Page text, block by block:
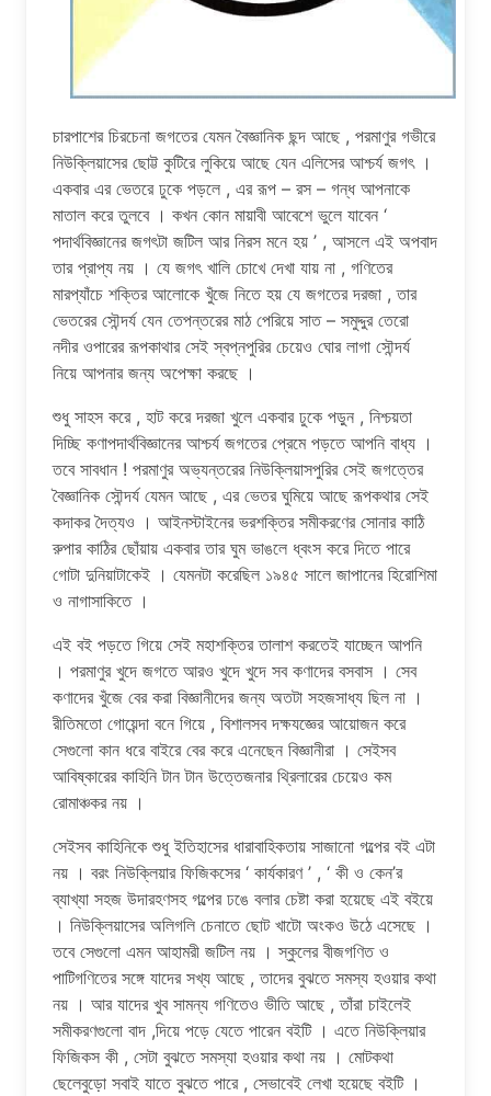
চারপাশের চিরচেনা জগতের যেমন বৈজ্ঞানিক ছন্দ আছে , পরমাণুর গভীরে
নিউক্লিয়াসের ছোট্ট কুটিরে লুকিয়ে আছে যেন এলিসের আশ্চর্য জগৎ ।
একবার এর ভেতরে ঢুকে পড়লে , এর রূপ – রস – গন্ধ আপনাকে
মাতাল করে তুলবে । কখন কোন মায়াবী আবেশে ভুলে যাবেন ‘
পদার্থবিজ্ঞানের জগৎটা জটিল আর নিরস মনে হয় ’ , আসলে এই অপবাদ
তার প্রাপ্য নয় । যে জগৎ খালি চোখে দেখা যায় না , গণিতের
মারপ্যাঁচে শক্তির আলোকে খুঁজে নিতে হয় যে জগতের দরজা , তার
ভেতরের সৌন্দর্য যেন তেপন্তরের মাঠ পেরিয়ে সাত – সমুদ্দুর তেরো
নদীর ওপারের রূপকাথার সেই স্বপ্নপুরির চেয়েও ঘোর লাগা সৌন্দর্য
নিয়ে আপনার জন্য অপেক্ষা করছে ।
শুধু সাহস করে , হাট করে দরজা খুলে একবার ঢুকে পড়ুন , নিশ্চয়তা
দিচ্ছি কণাপদার্থবিজ্ঞানের আশ্চর্য জগতের প্রেমে পড়তে আপনি বাধ্য ।
তবে সাবধান ! পরমাণুর অভ্যন্তরের নিউক্লিয়াসপুরির সেই জগত্তের
বৈজ্ঞানিক সৌন্দর্য যেমন আছে , এর ভেতর ঘুমিয়ে আছে রূপকথার সেই
কদাকর দৈত্যও । আইনস্টাইনের ভরশক্তির সমীকরণের সোনার কাঠি
রুপার কাঠির ছোঁয়ায় একবার তার ঘুম ভাঙলে ধ্বংস করে দিতে পারে
গোটা দুনিয়াটাকেই । যেমনটা করেছিল ১৯৪৫ সালে জাপানের হিরোশিমা
ও নাগাসাকিতে ।
এই বই পড়তে গিয়ে সেই মহাশক্তির তালাশ করতেই যাচ্ছেন আপনি
। পরমাণুর খুদে জগতে আরও খুদে খুদে সব কণাদের বসবাস । সেব
কণাদের খুঁজে বের করা বিজ্ঞানীদের জন্য অতটা সহজসাধ্য ছিল না ।
রীতিমতো গোয়েন্দা বনে গিয়ে , বিশালসব দক্ষযজ্ঞের আয়োজন করে
সেগুলো কান ধরে বাইরে বের করে এনেছেন বিজ্ঞানীরা । সেইসব
আবিষ্কারের কাহিনি টান টান উত্তেজনার থ্রিলারের চেয়েও কম
রোমাঞ্চকর নয় ।
সেইসব কাহিনিকে শুধু ইতিহাসের ধারাবাহিকতায় সাজানো গল্পের বই এটা
নয় । বরং নিউক্লিয়ার ফিজিকসের ‘ কার্যকারণ ’ , ‘ কী ও কেন’র
ব্যাখ্যা সহজ উদারহণসহ গল্পের ঢঙে বলার চেষ্টা করা হয়েছে এই বইয়ে
। নিউক্লিয়াসের অলিগলি চেনাতে ছোট খাটো অংকও উঠে এসেছে ।
তবে সেগুলো এমন আহামরী জটিল নয় । স্কুলের বীজগণিত ও
পাটিগণিতের সঙ্গে যাদের সখ্য আছে , তাদের বুঝতে সমস্য হওয়ার কথা
নয় । আর যাদের খুব সামন্য গণিতেও ভীতি আছে , তাঁরা চাইলেই
সমীকরণগুলো বাদ ,দিয়ে পড়ে যেতে পারেন বইটি । এতে নিউক্লিয়ার
ফিজিকস কী , সেটা বুঝতে সমস্যা হওয়ার কথা নয় । মোটকথা
ছেলেবুড়ো সবাই যাতে বুঝতে পারে , সেভাবেই লেখা হয়েছে বইটি ।